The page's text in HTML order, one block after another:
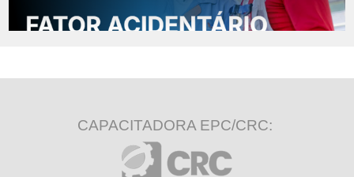
CAPACITADORA EPC/CRC: